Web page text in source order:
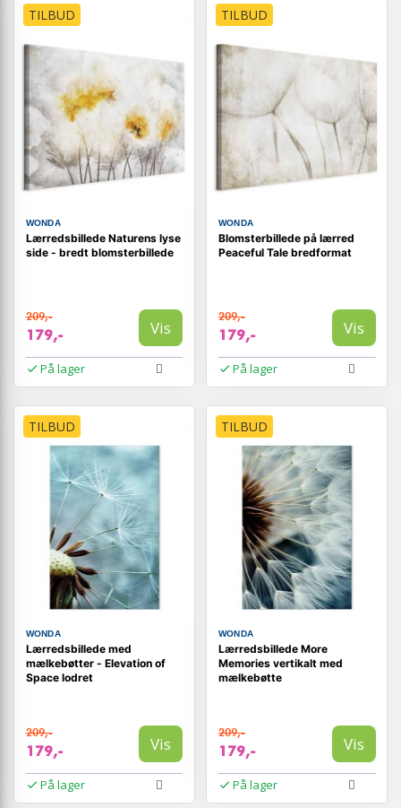
TILBUD
WONDA
Lærredsbillede Naturens lyse
side - bredt blomsterbillede
209,-
179,- Vis
På lager
TILBUD
WONDA
Blomsterbillede på lærred
Peaceful Tale bredformat
209,-
179,- Vis
På lager
TILBUD
WONDA
Lærredsbillede med
mælkebøtter - Elevation of
Space lodret
209,-
179,- Vis
På lager
TILBUD
WONDA
Lærredsbillede More
Memories vertikalt med
mælkebøtte
209,-
179,- Vis
På lager